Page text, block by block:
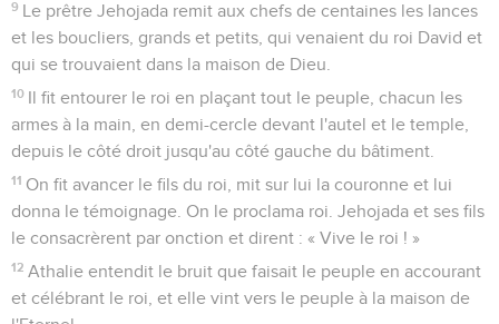
9 Le prêtre Jehojada remit aux chefs de centaines les lances
et les boucliers, grands et petits, qui venaient du roi David et
qui se trouvaient dans la maison de Dieu.
10 Il fit entourer le roi en plaçant tout le peuple, chacun les
armes à la main, en demi-cercle devant l'autel et le temple,
depuis le côté droit jusqu'au côté gauche du bâtiment.
11 On fit avancer le fils du roi, mit sur lui la couronne et lui
donna le témoignage. On le proclama roi. Jehojada et ses fils
le consacrèrent par onction et dirent : « Vive le roi ! »
12 Athalie entendit le bruit que faisait le peuple en accourant
et célébrant le roi, et elle vint vers le peuple à la maison de